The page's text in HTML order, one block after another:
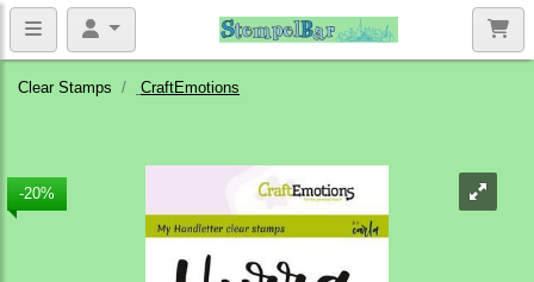
Clear Stamps CraftEmotions
-20%